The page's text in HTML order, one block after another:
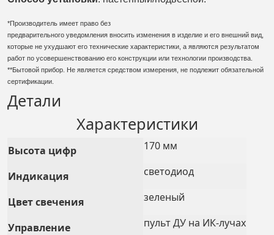
*Производитель имеет право без
предварительного уведомления вносить изменения в изделие и его внешний вид,
которые не ухудшают его технические характеристики, а являются результатом
работ по усовершенствованию его конструкции или технологии производства.
**Бытовой прибор. Не является средством измерения, не подлежит обязательной
сертификации.
Детали
Характеристики
Высота цифр 170 мм
Индикация светодиод
Цвет свечения зеленый
Управление пульт ДУ на ИК-лучах